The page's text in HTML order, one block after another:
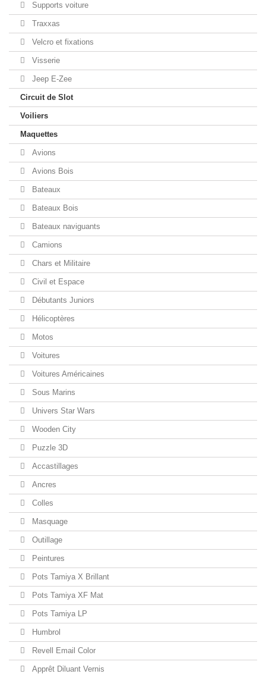
Supports voiture
Traxxas
Velcro et fixations
Visserie
Jeep E-Zee
Circuit de Slot
Voiliers
Maquettes
Avions
Avions Bois
Bateaux
Bateaux Bois
Bateaux naviguants
Camions
Chars et Militaire
Civil et Espace
Débutants Juniors
Hélicoptères
Motos
Voitures
Voitures Américaines
Sous Marins
Univers Star Wars
Wooden City
Puzzle 3D
Accastillages
Ancres
Colles
Masquage
Outillage
Peintures
Pots Tamiya X Brillant
Pots Tamiya XF Mat
Pots Tamiya LP
Humbrol
Revell Email Color
Apprêt Diluant Vernis